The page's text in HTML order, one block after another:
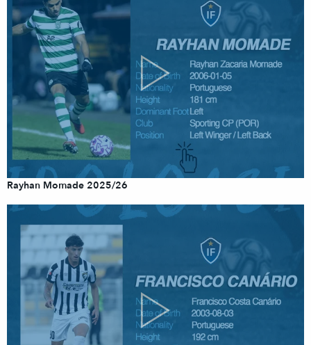
Rayhan Momade 2025/26